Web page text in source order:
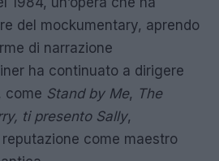
del mockumentary, aprendo
di narrazione
ha continuato a dirigere
come Stand by Me, The
ti presento Sally,
come maestro